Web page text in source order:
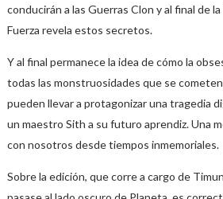
conducirán a las Guerras Clon y al final de
Fuerza revela estos secretos.
Y al final permanece la idea de cómo la
todas las monstruosidades que se
pueden llevar a protagonizar una tragedia
un maestro Sith a su futuro aprendiz. Una
con nosotros desde tiempos inmemoriales.
Sobre la edición, que corre a cargo de